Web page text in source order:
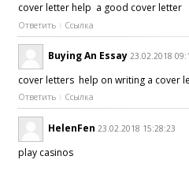
cover letter help a good cover letter
Ответить Ссылка
Buying An Essay 23.02.2018
cover letters help on writing a cover
Ответить Ссылка
HelenFen 23.02.2018 15:28:23
play casinos